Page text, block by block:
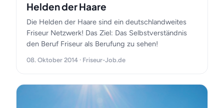
Helden der Haare
Die Helden der Haare sind ein deutschlandweites
Friseur Netzwerk! Das Ziel: Das Selbstverständnis
den Beruf Friseur als Berufung zu sehen!
08. Oktober 2014 · Friseur-Job.de